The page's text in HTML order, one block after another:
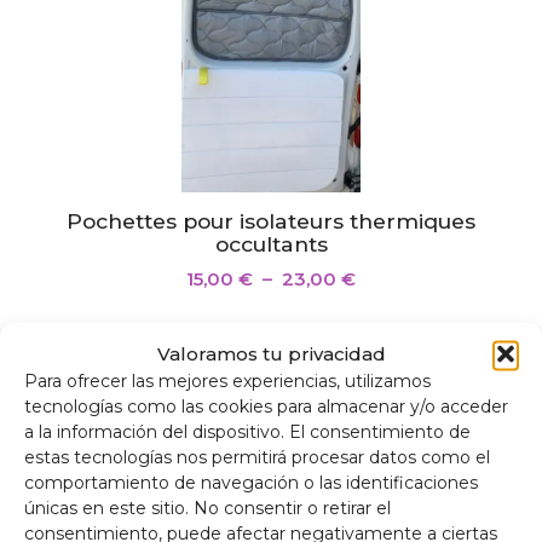
Valoramos tu privacidad
Para ofrecer las mejores experiencias, utilizamos
tecnologías como las cookies para almacenar y/o acceder
a la información del dispositivo. El consentimiento de
estas tecnologías nos permitirá procesar datos como el
comportamiento de navegación o las identificaciones
únicas en este sitio. No consentir o retirar el
consentimiento, puede afectar negativamente a ciertas
Pochettes pour isolateurs thermiques
occultants
15,00 € – 23,00 €